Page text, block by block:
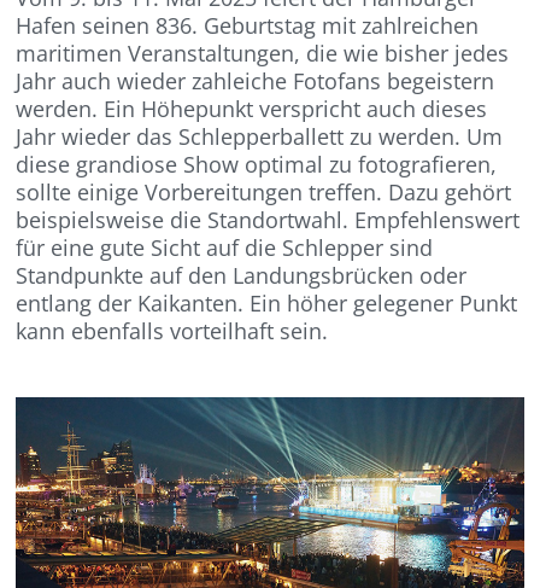
Hafen seinen 836. Geburtstag mit zahlreichen
maritimen Veranstaltungen, die wie bisher jedes
Jahr auch wieder zahleiche Fotofans begeistern
werden. Ein Höhepunkt verspricht auch dieses
Jahr wieder das Schlepperballett zu werden. Um
diese grandiose Show optimal zu fotografieren,
sollte einige Vorbereitungen treffen. Dazu gehört
beispielsweise die Standortwahl. Empfehlenswert
für eine gute Sicht auf die Schlepper sind
Standpunkte auf den Landungsbrücken oder
entlang der Kaikanten. Ein höher gelegener Punkt
kann ebenfalls vorteilhaft sein.